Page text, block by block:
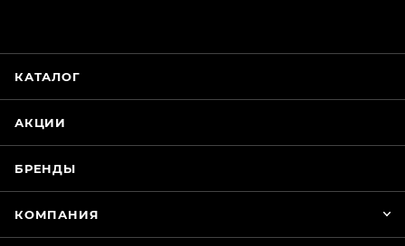
КАТАЛОГ
АКЦИИ
БРЕНДЫ
КОМПАНИЯ
WhatsApp